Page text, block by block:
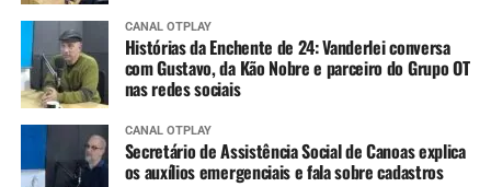
CANAL OTPLAY
Histórias da Enchente de 24: Vanderlei conversa
com Gustavo, da Kão Nobre e parceiro do Grupo OT
nas redes sociais
CANAL OTPLAY
Secretário de Assistência Social de Canoas explica
os auxílios emergenciais e fala sobre cadastros